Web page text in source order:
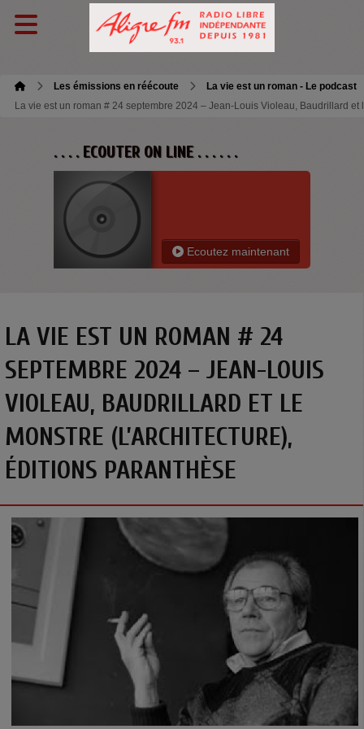
Les émissions en réécoute
La vie est un roman - Le podcast
La vie est un roman # 24 septembre 2024 – Jean-Louis Violeau, Baudrillard et
. . . . ECOUTER ON LINE . . . . . .
Ecoutez maintenant
LA VIE EST UN ROMAN # 24
SEPTEMBRE 2024 – JEAN-LOUIS
VIOLEAU, BAUDRILLARD ET LE
MONSTRE (L’ARCHITECTURE),
ÉDITIONS PARANTHÈSE